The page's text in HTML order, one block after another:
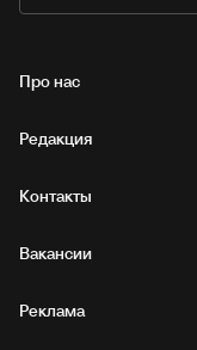
Про нас
Редакция
Контакты
Вакансии
Реклама